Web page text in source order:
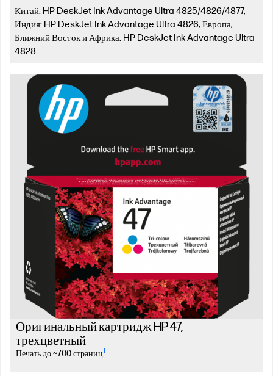
Китай: HP DeskJet Ink Advantage Ultra 4825/4826/4877,
Индия: HP DeskJet Ink Advantage Ultra 4826, Европа,
Ближний Восток и Африка: HP DeskJet Ink Advantage Ultra
4828
Оригинальный картридж HP 47,
трехцветный
Печать до ~700 страниц1